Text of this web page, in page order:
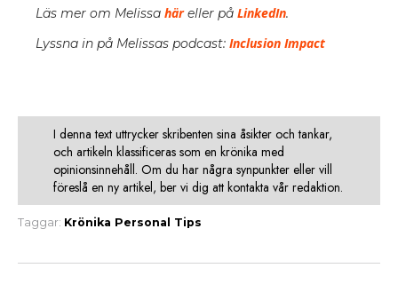
Läs mer om Melissa häreller på LinkedIn.
Lyssna in på Melissas podcast: Inclusion Impact
I denna text uttrycker skribenten sina åsikter och tankar,
och artikeln klassificeras som en krönika med
opinionsinnehåll. Om du har några synpunkter eller vill
föreslå en ny artikel, ber vi dig att kontakta vår redaktion.
Taggar: Krönika Personal Tips